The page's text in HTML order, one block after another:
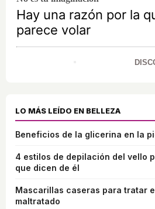
Hay una razón por la
parece volar
LO MÁS LEÍDO EN BELLEZA
Beneficios de la glicerina en la
4 estilos de depilación del vello
que dicen de él
Mascarillas caseras para tratar
maltratado